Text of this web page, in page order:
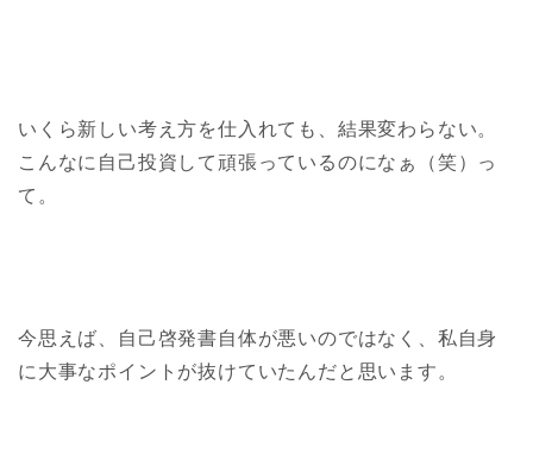
いくら新しい考え方を仕入れても、結果変わらない。
こんなに自己投資して頑張っているのになぁ（笑）っ
て。
今思えば、自己啓発書自体が悪いのではなく、私自身
に大事なポイントが抜けていたんだと思います。